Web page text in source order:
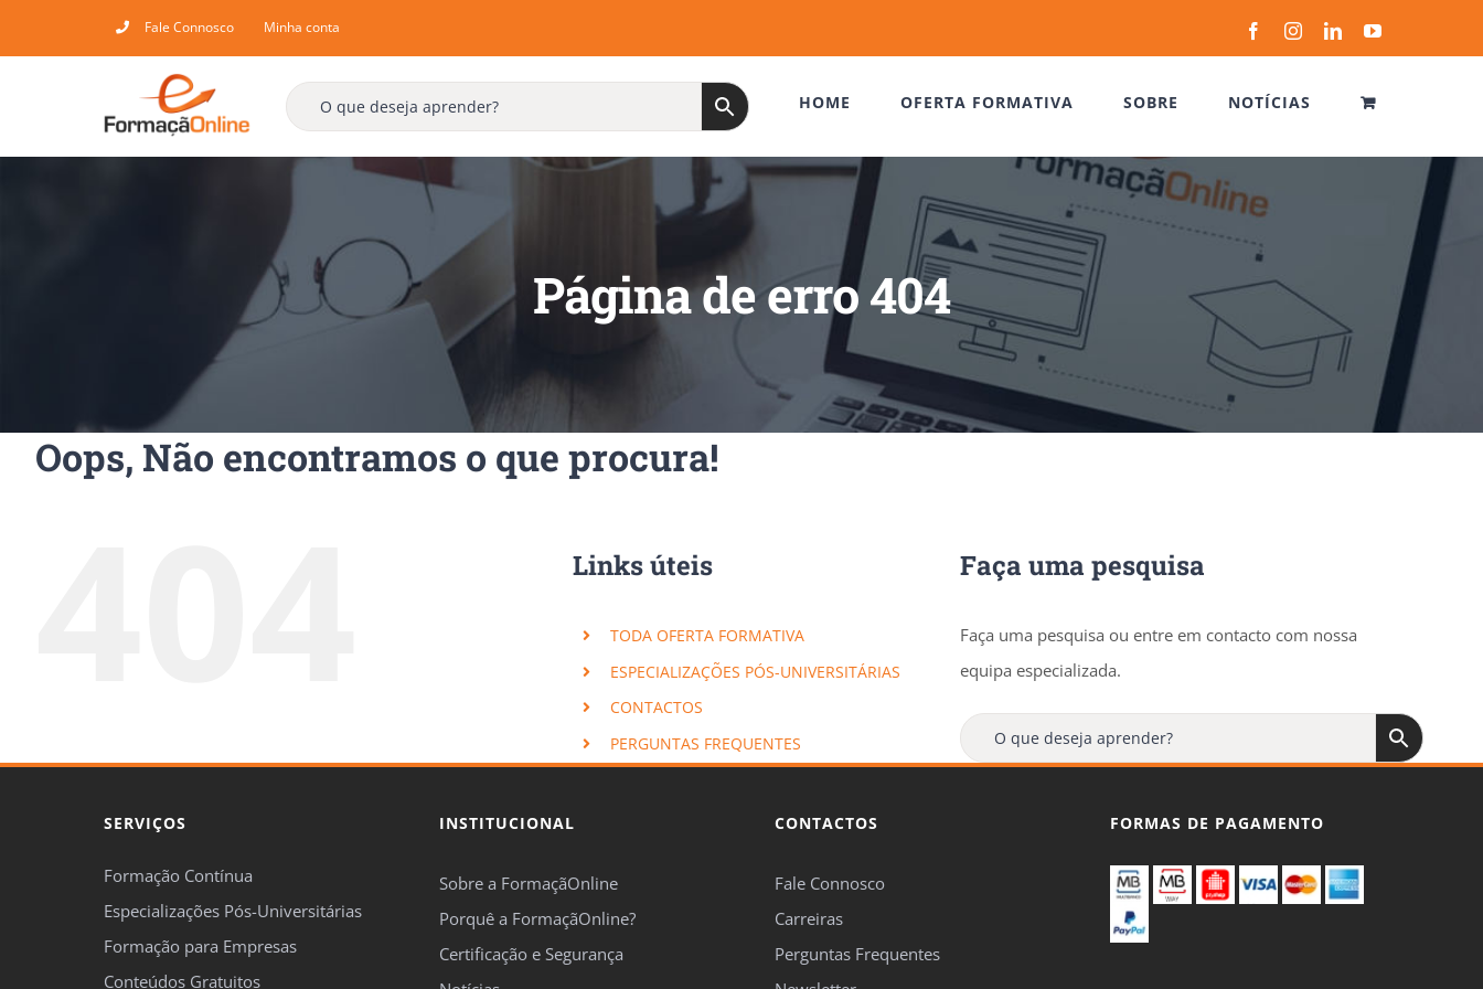
to
Fale Connosco Minha conta FacebookInstagramLinkedInYouTube
HOME OFERTA FORMATIVA SOBRE NOTÍCIAS
Página de erro 404
Oops, Não encontramos o que procura!
Links úteis
TODA OFERTA FORMATIVA
ESPECIALIZAÇÕES PÓS-UNIVERSITÁRIAS
CONTACTOS
PERGUNTAS FREQUENTES
Faça uma pesquisa
Faça uma pesquisa ou entre em contacto com nossa
equipa especializada.
SERVIÇOS
Formação Contínua
Especializações Pós-Universitárias
Formação para Empresas
Conteúdos Gratuitos
INSTITUCIONAL
Sobre a FormaçãOnline
Porquê a FormaçãOnline?
Certificação e Segurança
CONTACTOS
Fale Connosco
Carreiras
Perguntas Frequentes
FORMAS DE PAGAMENTO